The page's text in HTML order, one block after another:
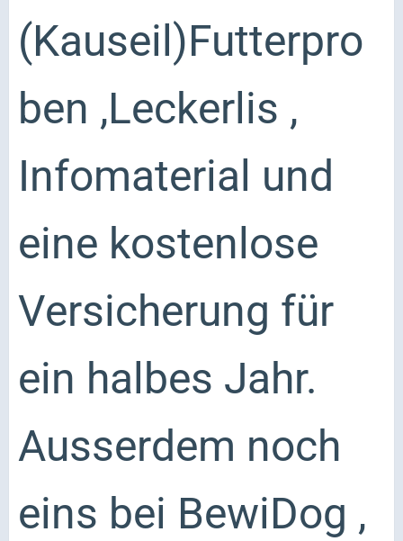
(Kauseil)Futterpro
ben ,Leckerlis ,
Infomaterial und
eine kostenlose
Versicherung für
ein halbes Jahr.
Ausserdem noch
eins bei BewiDog ,